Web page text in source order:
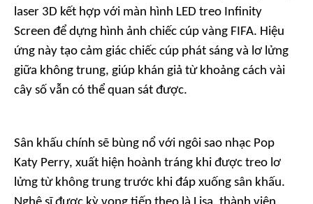
laser 3D kết hợp với màn hình LED treo Infinity
Screen để dựng hình ảnh chiếc cúp vàng FIFA. Hiệu
ứng này tạo cảm giác chiếc cúp phát sáng và lơ lửng
giữa không trung, giúp khán giả từ khoảng cách vài
cây số vẫn có thể quan sát được.
Sân khấu chính sẽ bùng nổ với ngôi sao nhạc Pop
Katy Perry, xuất hiện hoành tráng khi được treo lơ
lửng từ không trung trước khi đáp xuống sân khấu.